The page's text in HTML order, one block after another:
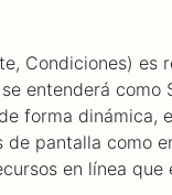
Condiciones) es
entenderá como
forma dinámica,
pantalla como
en línea que